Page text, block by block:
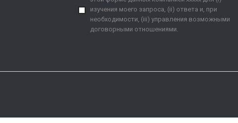
изучения моего запроса, (ii) ответа и, при
необходимости, (iii) управления возможными
договорными отношениями.